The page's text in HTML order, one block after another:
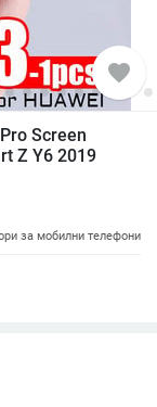
favorite
Screen
Z Y6 2019
за мобилни телефони